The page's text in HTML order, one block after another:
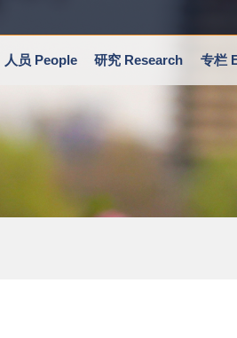
人员 People 研究 Research 专栏